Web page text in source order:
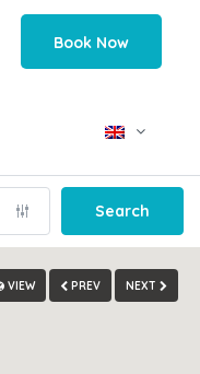
Book Now
Search
VIEW PREV NEXT